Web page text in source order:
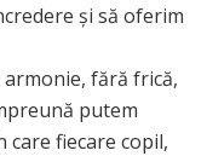
și să oferim
fără frică,
putem
fiecare copil,